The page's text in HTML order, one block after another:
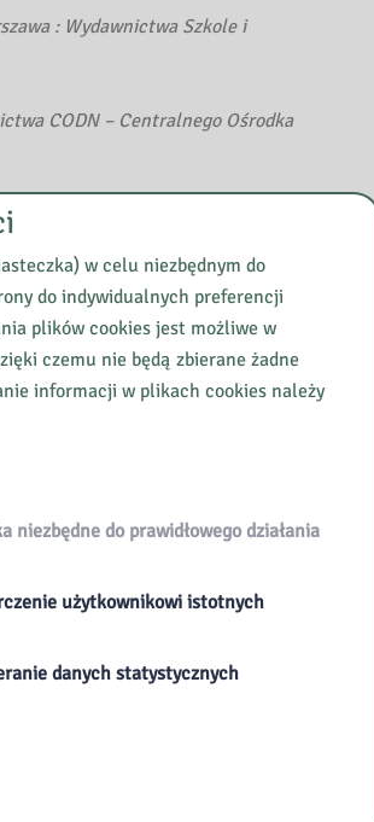
: Wydawnictwa Szkole i
CODN – Centralnego Ośrodka
Szkole i Pedagogiczne,
i Wiedza, 1976 M 17
Polski w Szkole dla klas IV-VI. –
// Drama. – 2006, z. 50, s. 6-16
25
różne dziedziny wiedzy //
// Przysposobienie Obronne.
w celu niezbędnym do
do indywidualnych preferencji
plików cookies jest możliwe w
czemu nie będą zbierane żadne
informacji w plikach cookies należy
do prawidłowego działania
użytkownikowi istotnych
danych statystycznych